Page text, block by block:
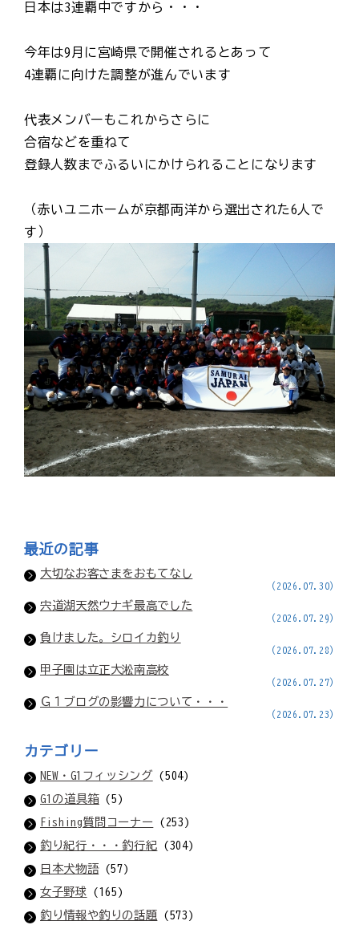
日本は3連覇中ですから・・・
今年は9月に宮崎県で開催されるとあって
4連覇に向けた調整が進んでいます
代表メンバーもこれからさらに
合宿などを重ねて
登録人数までふるいにかけられることになります
（赤いユニホームが京都両洋から選出された6人で
す）
最近の記事
大切なお客さまをおもてなし
(2026.07.30)
宍道湖天然ウナギ最高でした
(2026.07.29)
負けました。シロイカ釣り
(2026.07.28)
甲子園は立正大淞南高校
(2026.07.27)
Ｇ１ブログの影響力について・・・
(2026.07.23)
カテゴリー
NEW・G1フィッシング(504)
G1の道具箱(5)
Fishing質問コーナー (253)
釣り紀行・・・釣行紀 (304)
日本犬物語(57)
女子野球 (165)
釣り情報や釣りの話題 (573)